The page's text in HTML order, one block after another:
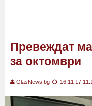
Превеждат
за октомври
GlasNews.bg 16:11